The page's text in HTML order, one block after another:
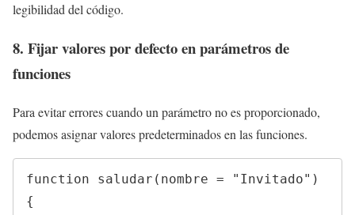
legibilidad del código.
8. Fijar valores por defecto en parámetros de
funciones
Para evitar errores cuando un parámetro no es proporcionado,
podemos asignar valores predeterminados en las funciones.
function saludar(nombre = "Invitado")
{